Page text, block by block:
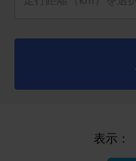
表示：